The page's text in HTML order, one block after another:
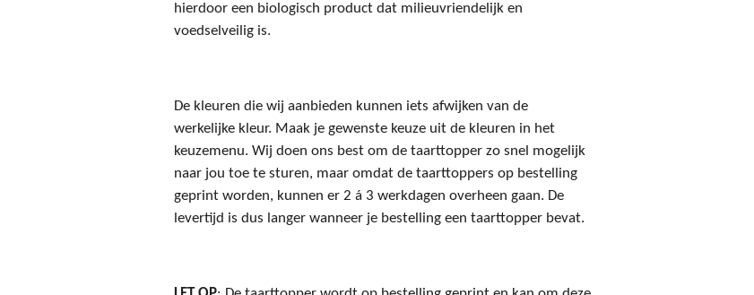
hierdoor een biologisch product dat milieuvriendelijk en
voedselveilig is.
De kleuren die wij aanbieden kunnen iets afwijken van de
werkelijke kleur. Maak je gewenste keuze uit de kleuren in het
keuzemenu. Wij doen ons best om de taarttopper zo snel mogelijk
naar jou toe te sturen, maar omdat de taarttoppers op bestelling
geprint worden, kunnen er 2 á 3 werkdagen overheen gaan. De
levertijd is dus langer wanneer je bestelling een taarttopper bevat.